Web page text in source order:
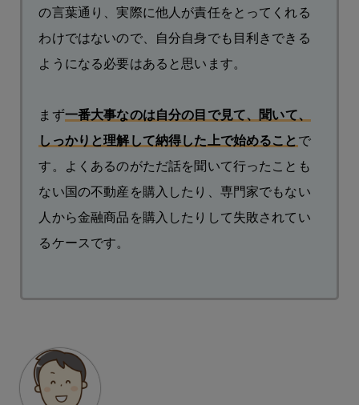
の言葉通り、実際に他人が責任をとってくれる
わけではないので、自分自身でも目利きできる
ようになる必要はあると思います。
まず一番大事なのは自分の目で見て、聞いて、
しっかりと理解して納得した上で始めること で
す。よくあるのがただ話を聞いて行ったことも
ない国の不動産を購入したり、専門家でもない
人から金融商品を購入したりして失敗されてい
るケースです。